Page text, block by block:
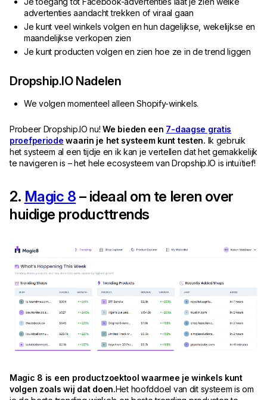
advertenties aandacht trekken of viraal gaan
Je kunt veel winkels volgen en hun dagelijkse, wekelijkse en
maandelijkse verkopen zien
Je kunt producten volgen en zien hoe ze in de trend liggen
Dropship.IO Nadelen
We volgen momenteel alleen Shopify-winkels.
Probeer Dropship.IO nu!We bieden een 7-daagse gratis
proefperiode waarin je het systeem kunt testen. Ik gebruik
het systeem al een tijdje en ik kan je vertellen dat het gemakkelijk
te navigeren is – het hele ecosysteem van Dropship.IO is intuïtief!
2. Magic 8 – ideaal om te leren over
huidige producttrends
Magic 8 is een productzoektool waarmee je winkels kunt
volgen zoals wij dat doen.Het hoofddoel van dit systeem is om